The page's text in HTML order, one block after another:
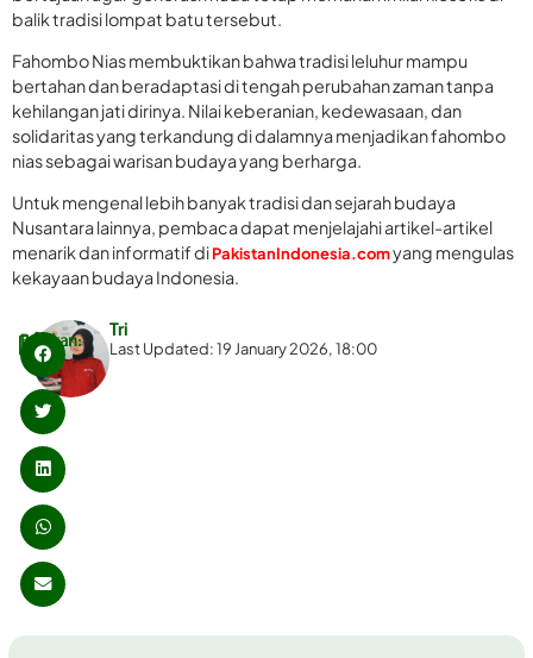
balik tradisi lompat batu tersebut.
Fahombo Nias membuktikan bahwa tradisi leluhur mampu
bertahan dan beradaptasi di tengah perubahan zaman tanpa
kehilangan jati dirinya. Nilai keberanian, kedewasaan, dan
solidaritas yang terkandung di dalamnya menjadikan fahombo
nias sebagai warisan budaya yang berharga.
Untuk mengenal lebih banyak tradisi dan sejarah budaya
Nusantara lainnya, pembaca dapat menjelajahi artikel-artikel
menarik dan informatif diPakistanIndonesia.comyang mengulas
kekayaan budaya Indonesia.
Tri
Last Updated: 19 January 2026, 18:00
Bagikan: